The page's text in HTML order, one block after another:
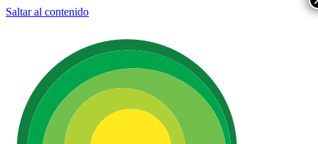
Saltar al contenido